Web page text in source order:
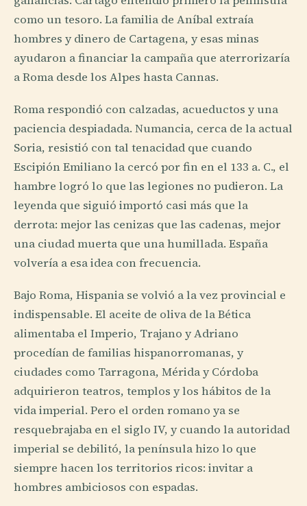
como un tesoro. La familia de Aníbal extraía
hombres y dinero de Cartagena, y esas minas
ayudaron a financiar la campaña que aterrorizaría
a Roma desde los Alpes hasta Cannas.
Roma respondió con calzadas, acueductos y una
paciencia despiadada. Numancia, cerca de la actual
Soria, resistió con tal tenacidad que cuando
Escipión Emiliano la cercó por fin en el 133 a. C., el
hambre logró lo que las legiones no pudieron. La
leyenda que siguió importó casi más que la
derrota: mejor las cenizas que las cadenas, mejor
una ciudad muerta que una humillada. España
volvería a esa idea con frecuencia.
Bajo Roma, Hispania se volvió a la vez provincial e
indispensable. El aceite de oliva de la Bética
alimentaba el Imperio, Trajano y Adriano
procedían de familias hispanorromanas, y
ciudades como Tarragona, Mérida y Córdoba
adquirieron teatros, templos y los hábitos de la
vida imperial. Pero el orden romano ya se
resquebrajaba en el siglo IV, y cuando la autoridad
imperial se debilitó, la península hizo lo que
siempre hacen los territorios ricos: invitar a
hombres ambiciosos con espadas.